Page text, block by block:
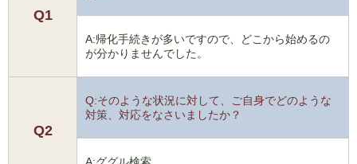
Q1
A:帰化手続きが多いですので、どこから始めるの
が分かりませんでした。
Q2
Q:そのような状況に対して、ご自身でどのような
対策、対応をなさいましたか？